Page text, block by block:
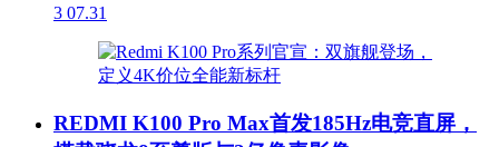
3 07.31
REDMI K100 Pro Max首发185Hz电竞直屏，